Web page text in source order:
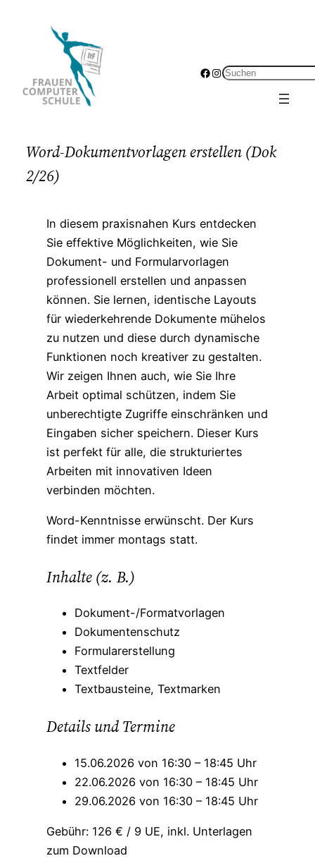
Facebook
Instagram
Suchen
Word-Dokumentvorlagen erstellen (Dok
2/26)
In diesem praxisnahen Kurs entdecken
Sie effektive Möglichkeiten, wie Sie
Dokument- und Formularvorlagen
professionell erstellen und anpassen
können. Sie lernen, identische Layouts
für wiederkehrende Dokumente mühelos
zu nutzen und diese durch dynamische
Funktionen noch kreativer zu gestalten.
Wir zeigen Ihnen auch, wie Sie Ihre
Arbeit optimal schützen, indem Sie
unberechtigte Zugriffe einschränken und
Eingaben sicher speichern. Dieser Kurs
ist perfekt für alle, die strukturiertes
Arbeiten mit innovativen Ideen
verbinden möchten.
Word-Kenntnisse erwünscht. Der Kurs
findet immer montags statt.
Inhalte (z. B.)
Dokument-/Formatvorlagen
Dokumentenschutz
Formularerstellung
Textfelder
Textbausteine, Textmarken
Details und Termine
15.06.2026 von 16:30 – 18:45 Uhr
22.06.2026 von 16:30 – 18:45 Uhr
29.06.2026 von 16:30 – 18:45 Uhr
Gebühr: 126 € / 9 UE, inkl. Unterlagen
zum Download